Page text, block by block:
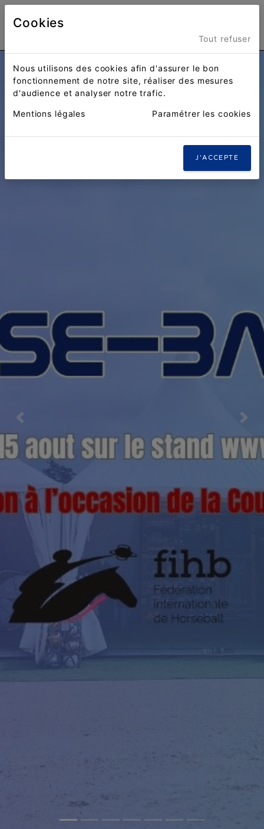
Previous Next
Cookies
Tout refuser
Nous utilisons des cookies afin d'assurer le bon
fonctionnement de notre site, réaliser des mesures
d'audience et analyser notre trafic.
Mentions légales Paramétrer les cookies
J'ACCEPTE